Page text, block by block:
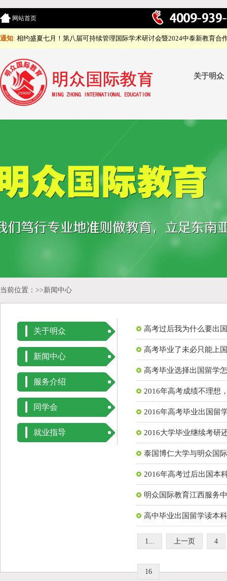
网站首页
通知: 相约盛夏七月！第八届可持续管理国际学术研讨会暨2024中泰新教育合
关于明众
当前位置：>>新闻中心
关于明众
新闻中心
服务介绍
同学会
就业指导
高考过后我为什么要出
高考毕业了未必只能上
高考毕业选择出国留学
2016年高考成绩不理想
2016年高考毕业出国留
2016大学毕业继续考研
泰国博仁大学与明众国
2016年高考过后出国本
明众国际教育江西服务
高中毕业出国留学读本
1... 上一页 4
16